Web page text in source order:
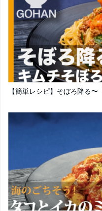
【簡単レシピ】そぼろ降る